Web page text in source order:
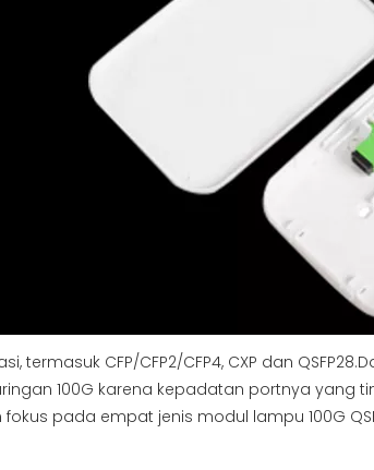
termasuk CFP/CFP2/CFP4, CXP dan
100G karena kepadatan portnya yang
pada empat jenis modul lampu 100G